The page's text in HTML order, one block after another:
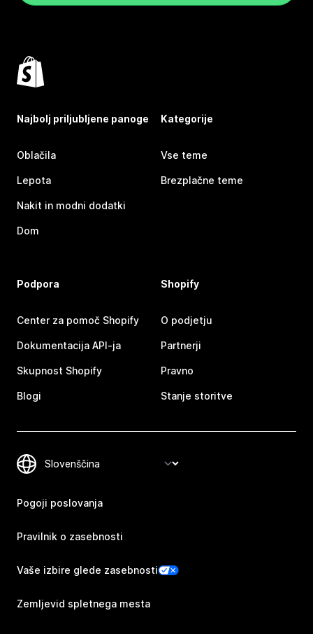
Najbolj priljubljene panoge
Oblačila
Lepota
Nakit in modni dodatki
Dom
Kategorije
Vse teme
Brezplačne teme
Podpora
Center za pomoč Shopify
Dokumentacija API-ja
Skupnost Shopify
Blogi
Shopify
O podjetju
Partnerji
Pravno
Stanje storitve
Pogoji poslovanja
Pravilnik o zasebnosti
Vaše izbire glede zasebnosti
Zemljevid spletnega mesta